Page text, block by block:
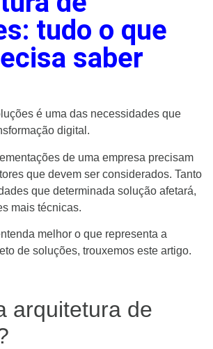
tudo o que
saber
é uma das necessidades que
digital.
de uma empresa precisam
que devem ser considerados. Tanto
que determinada solução afetará,
mais técnicas.
melhor o que representa a
de soluções, trouxemos este artigo.
arquitetura de